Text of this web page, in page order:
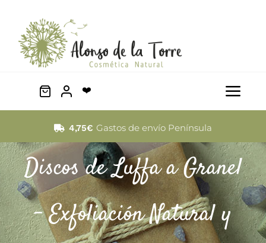
contenido
Cabello
Corporal
Mascotas
❤️
4,75€ Gastos de envío Península
Discos de Luffa a Granel
– Exfoliación Natural y